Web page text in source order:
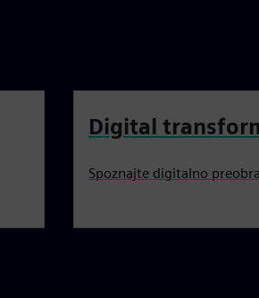
Digital
Spoznajte digitalno